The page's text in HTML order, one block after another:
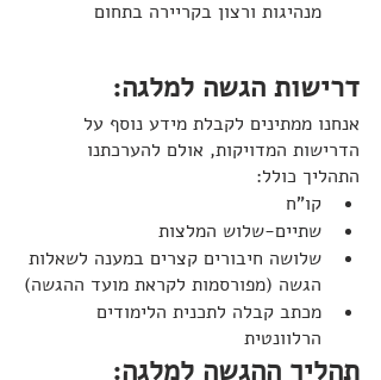
מנהיגות ורצון בקריירה בתחום
דרישות הגשה למלגה:
אנחנו ממתינים לקבלת מידע נוסף על
הדרישות המדויקות, אולם להערכתנו
התהליך כולל:
קו"ח
שתיים-שלוש המלצות
שלושה חיבורים קצרים במענה לשאלות
הגשה (מפורסמות לקראת מועד ההגשה)
מכתב קבלה לתכנית הלימודים
הרלוונטית
תהליך ההגשה למלגה: